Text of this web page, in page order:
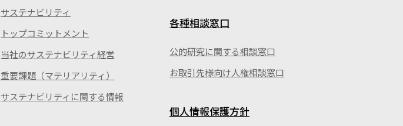
サステナビリティ
トップコミットメント
当社のサステナビリティ経営
重要課題（マテリアリティ）
サステナビリティに関する情報
各種相談窓口
公的研究に関する相談窓口
お取引先様向け人権相談窓口
個人情報保護方針